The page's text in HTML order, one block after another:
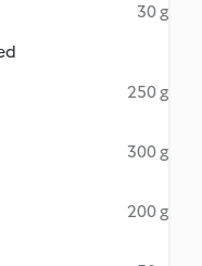
30 g
250 g
300 g
200 g